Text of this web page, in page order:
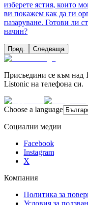
изберете ястия, които
ви покажем как да ги
пазаруване. Готови ли
начин?
Пред. Следваща
Присъедини се към над
Listonic на телефона си.
Choose a language
Социални медии
Facebook
Instagram
X
Компания
Политика за
Условия за